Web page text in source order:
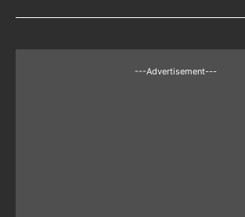
---Advertisement---